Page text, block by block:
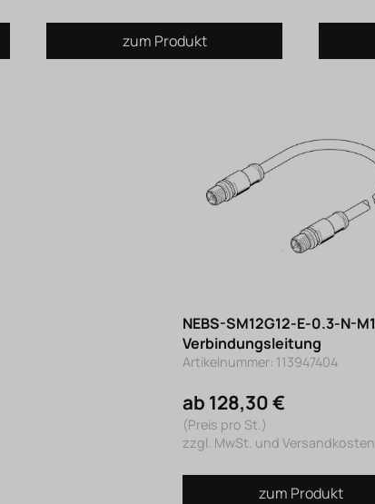
zum Produkt
NEBS-SM12G12-E-0.3-N-
Verbindungsleitung
Artikelnummer: 113947404
ab 128,30 €
(Preis pro St.)
zzgl. MwSt. und Versandkosten
zum Produkt